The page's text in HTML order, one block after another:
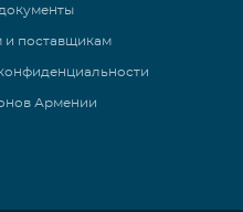
и поставщикам
Армении